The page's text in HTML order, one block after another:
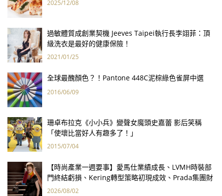
2025/12/08
過敏體質成創業契機 Jeeves Taipei執行長李翊菲：頂
級洗衣是最好的健康保險！
2021/01/25
全球最醜顏色？！Pantone 448C泥棕綠色雀屏中選
2016/06/09
珊卓布拉克《小小兵》變聲女魔頭史嘉蕾 影后笑稱
「使壞比當好人有趣多了！」
2015/07/04
【時尚產業一週要事】愛馬仕業績成長、LVMH時裝部
門終結虧損、Kering轉型策略初現成效、Prada集團財
報亮眼
2026/08/02